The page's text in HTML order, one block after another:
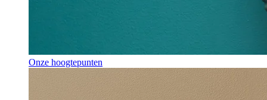
Onze hoogtepunten